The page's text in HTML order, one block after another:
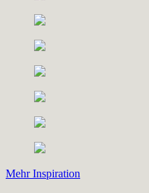
Mehr Inspiration